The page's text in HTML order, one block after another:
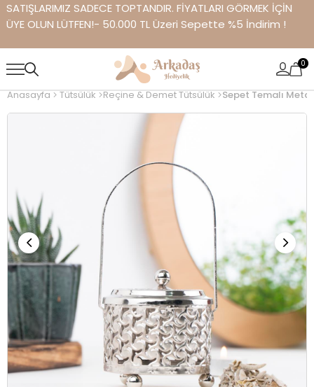
SATIŞLARIMIZ SADECE TOPTANDIR. FİYATLARI GÖRMEK İÇİN
ÜYE OLUN LÜTFEN!- 50.000 TL Üzeri Sepette %5 İndirim !
0
Anasayfa Tütsülük Reçine & Demet Tütsülük Sepet Temalı